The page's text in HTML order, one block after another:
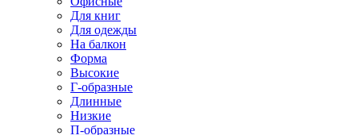
Для книг
Для одежды
На балкон
Форма
Высокие
Г-образные
Длинные
Низкие
П-образные